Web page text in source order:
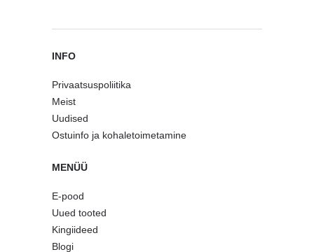
INFO
Privaatsuspoliitika
Meist
Uudised
Ostuinfo ja kohaletoimetamine
MENÜÜ
E-pood
Uued tooted
Kingiideed
Blogi